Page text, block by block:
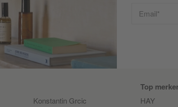
Email*
Konstantin Grcic
Top
HAY